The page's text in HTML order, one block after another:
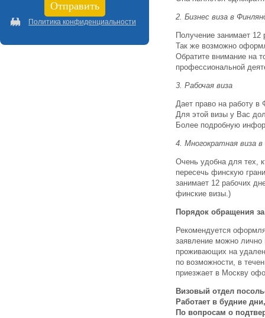
2. Бизнес виза в
Получение занимает 12
Так же возможно
Обратите внимание на
профессиональной
3. Рабочая виза
Дает право на работу в
Для этой визы у Вас
Более подробную
4. Многократная виза
Очень удобна для тех,
пересечь финскую
занимает 12 рабочих
финские визы.)
Порядок обращения
Рекомендуется
заявление можно лично
проживающих на
по возможности, в
приезжает в Москву
Визовый отдел
Работает в будние
По вопросам о
Политика конфиденциальности